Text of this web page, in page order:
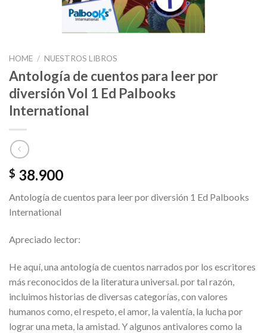
HOME / NUESTROS LIBROS
Antología de cuentos para leer por
diversión Vol 1 Ed Palbooks
International
$ 38.900
Antología de cuentos para leer por diversión 1 Ed Palbooks
International
Apreciado lector:
He aquí, una antología de cuentos narrados por los escritores
más reconocidos de la literatura universal. por tal razón,
incluimos historias de diversas categorías, con valores
humanos como, el respeto, el amor, la valentía, la lucha por
lograr una meta, la amistad. Y algunos antivalores como la